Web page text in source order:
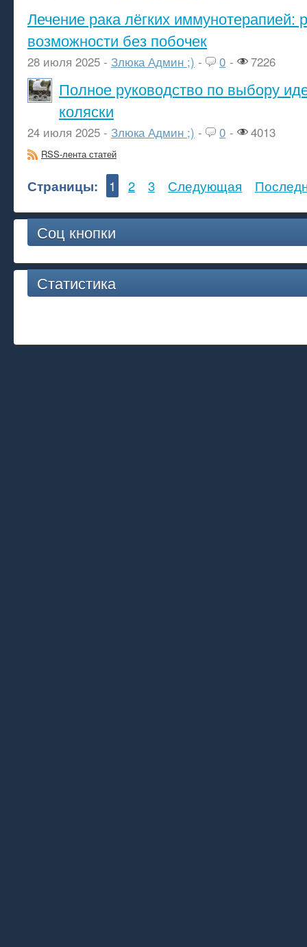
Лечение рака лёгких иммунотерапией:
возможности без побочек
28 июля 2025 - Злюка Админ ;) - 0 - 7226
Полное руководство по выбору
коляски
24 июля 2025 - Злюка Админ ;) - 0 - 4013
RSS-лента статей
Страницы: 1 2 3 Следующая
Соц кнопки
Статистика